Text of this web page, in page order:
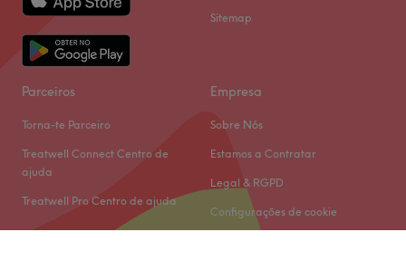
Sitemap
Parceiros
Torna-te Parceiro
Treatwell Connect Centro de
ajuda
Treatwell Pro Centro de ajuda
Empresa
Sobre Nós
Estamos a Contratar
Legal & RGPD
Configurações de cookie